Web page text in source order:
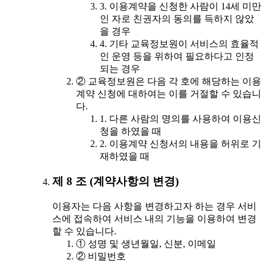
3. 이용계약을 신청한 사람이 14세 미만
인 자로 친권자의 동의를 득하지 않았
을 경우
4. 기타 교육정보원이 서비스의 효율적
인 운영 등을 위하여 필요하다고 인정
되는 경우
② 교육정보원은 다음 각 호에 해당하는 이용
계약 신청에 대하여는 이를 거절할 수 있습니
다.
1. 다른 사람의 명의를 사용하여 이용신
청을 하였을 때
2. 이용계약 신청서의 내용을 허위로 기
재하였을 때
제 8 조 (계약사항의 변경)
이용자는 다음 사항을 변경하고자 하는 경우 서비
스에 접속하여 서비스 내의 기능을 이용하여 변경
할 수 있습니다.
① 성명 및 생년월일, 신분, 이메일
② 비밀번호